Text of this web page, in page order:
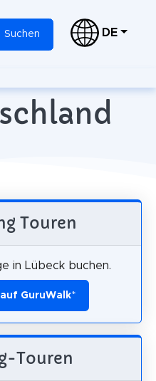
Suchen DE
Touren
in Lübeck buchen.
GuruWalk*
Touren